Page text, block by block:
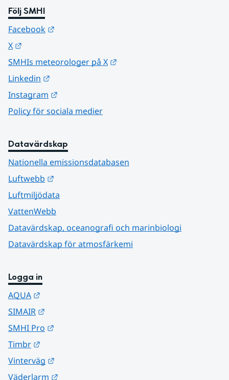
Följ SMHI
Facebook
X
SMHIs meteorologer på X
Linkedin
Instagram
Policy för sociala medier
Datavärdskap
Nationella emissionsdatabasen
Luftwebb
Luftmiljödata
VattenWebb
Datavärdskap, oceanografi och marinbiologi
Datavärdskap för atmosfärkemi
Logga in
AQUA
SIMAIR
SMHI Pro
Timbr
Vinterväg
Väderlarm